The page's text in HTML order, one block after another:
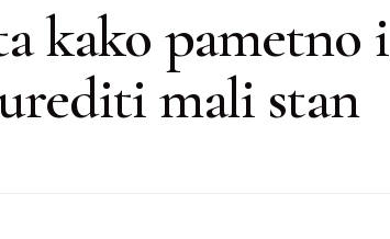
kako pametno i
mali stan